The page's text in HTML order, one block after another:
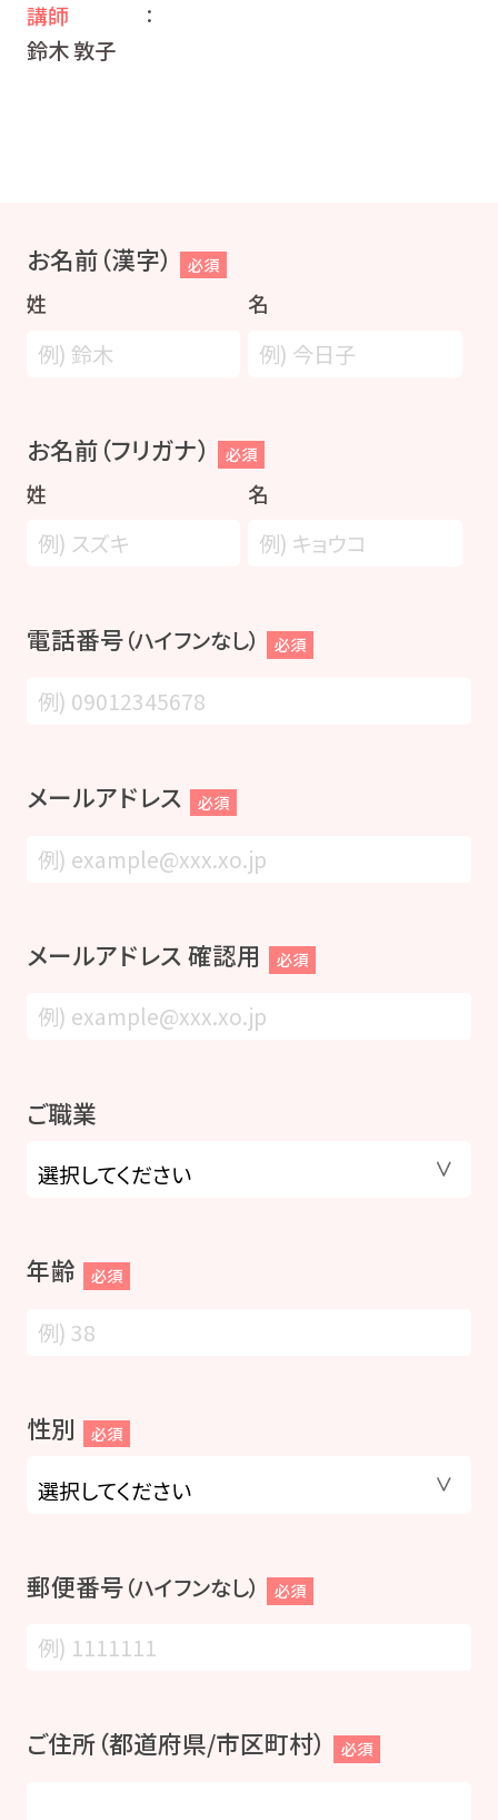
講師 ：
鈴木 敦子
お名前（漢字） 必須
姓 名
お名前（フリガナ） 必須
姓 名
電話番号（ハイフンなし） 必須
メールアドレス 必須
メールアドレス 確認用 必須
ご職業
年齢 必須
性別 必須
郵便番号（ハイフンなし） 必須
ご住所（都道府県/市区町村） 必須